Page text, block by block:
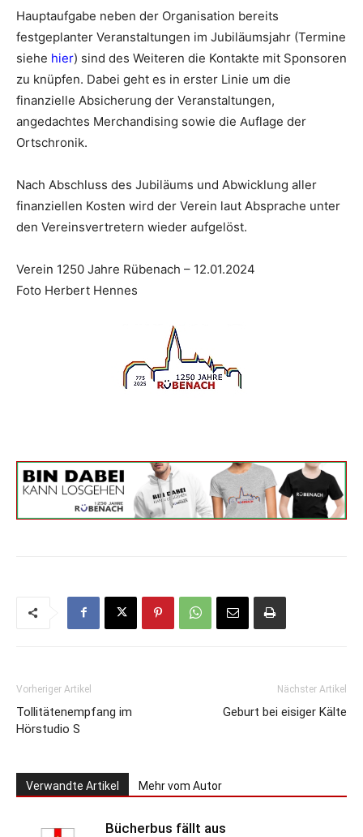
Hauptaufgabe neben der Organisation bereits
festgeplanter Veranstaltungen im Jubiläumsjahr (Termine
siehe hier) sind des Weiteren die Kontakte mit Sponsoren
zu knüpfen. Dabei geht es in erster Linie um die
finanzielle Absicherung der Veranstaltungen,
angedachtes Merchandising sowie die Auflage der
Ortschronik.
Nach Abschluss des Jubiläums und Abwicklung aller
finanziellen Kosten wird der Verein laut Absprache unter
den Vereinsvertretern wieder aufgelöst.
Verein 1250 Jahre Rübenach – 12.01.2024
Foto Herbert Hennes
Vorheriger Artikel
Tollitätenempfang im
Hörstudio S
Nächster Artikel
Geburt bei eisiger Kälte
Verwandte Artikel Mehr vom Autor
Bücherbus fällt aus